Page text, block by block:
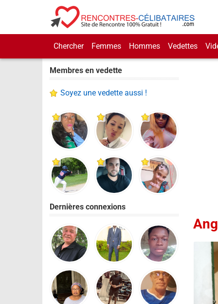
Chercher Femmes Hommes Vedettes
Membres en vedette
Soyez une vedette aussi !
Dernières connexions